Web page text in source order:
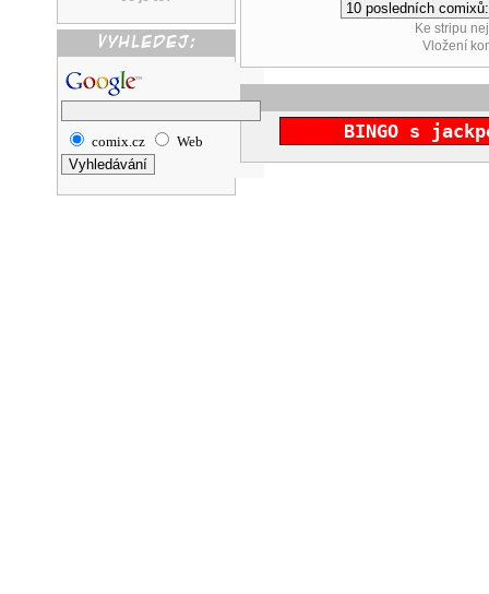
comix.cz Web
Ke stripu
Vložení
BINGO s